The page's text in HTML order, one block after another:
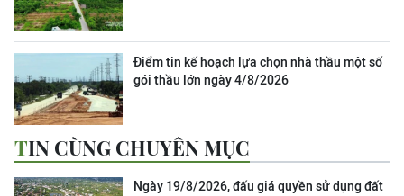
Điểm tin kế hoạch lựa chọn nhà thầu một số
gói thầu lớn ngày 4/8/2026
TIN CÙNG CHUYÊN MỤC
Ngày 19/8/2026, đấu giá quyền sử dụng đất